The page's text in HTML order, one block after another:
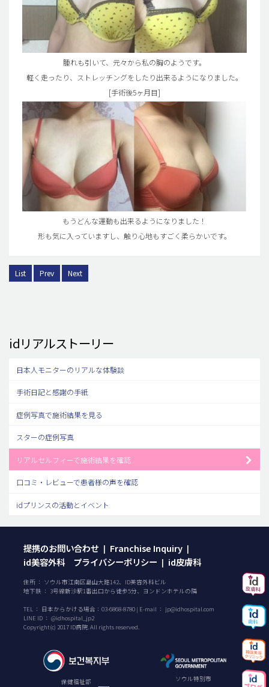
腫れも引いて、元々から私の胸のようです。
軽く走ったり、ストレッチングをしたり出来るようになりました。
[手術後5ヶ月目]
もうどんな運動も出来るようになりました！
形も気に入っていますし、触り心地もすごく柔らかいです。
List Prev Next
idリアルストーリー
日本人モニターのリアルな体験談
手術日記と感謝の手紙
症例写真で施術結果を見る
スターの症例写真
リアルセルフィーで施術結果を確認
口コミ・レビューで患者様の声を確認
idプリンスの活動とイベント
提携のお問い合わせ | Franchise Inquiry |
id美容外科 プライバシーポリシー | id皮膚科
住所 ： ソウル市江南区島山大路142、ID美容外科ビル
地下鉄 ： 3号線新沙駅1番出口から徒歩5分、ヨンドンホテルの隣
TEL ： 日本からかける場合： 03-6868-8780 | E-mail ： jp@idhospital.com
LINE ID ： @idhospital_jp2
Copyright(c) 2017 ID病院. All rights reserved.
保健福祉部 ソウル特別市